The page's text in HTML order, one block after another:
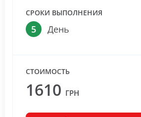
СРОКИ ВЫПОЛНЕНИЯ
5 День
СТОИМОСТЬ
1610 ГРН